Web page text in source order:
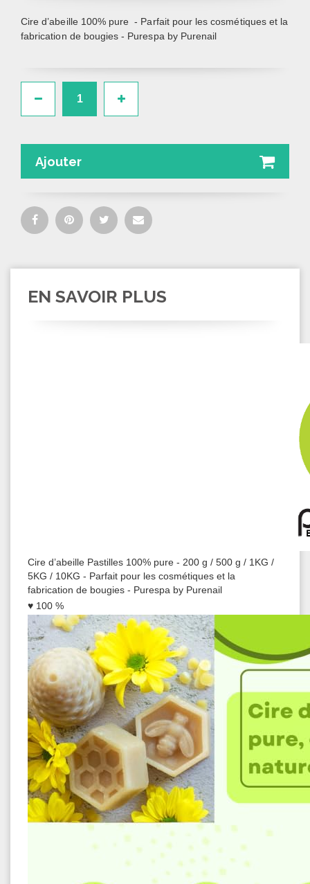
Cire d’abeille 100% pure - Parfait pour les cosmétiques et la
fabrication de bougies - Purespa by Purenail
Ajouter
EN SAVOIR PLUS
Cire d’abeille Pastilles 100% pure - 200 g / 500 g / 1KG /
5KG / 10KG - Parfait pour les cosmétiques et la
fabrication de bougies - Purespa by Purenail
♥ 100 %